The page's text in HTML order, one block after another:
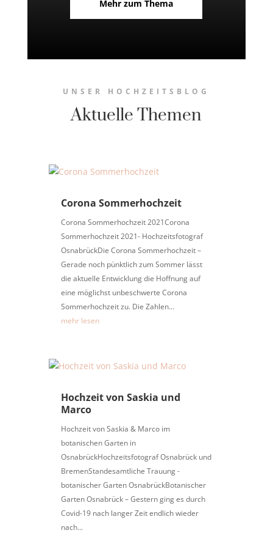
Mehr zum Thema
UNSER HOCHZEITSBLOG
Aktuelle Themen
Corona Sommerhochzeit
Corona Sommerhochzeit 2021Corona
Sommerhochzeit 2021- Hochzeitsfotograf
OsnabrückDie Corona Sommerhochzeit –
Gerade noch pünktlich zum Sommer lässt
die aktuelle Entwicklung die Hoffnung auf
eine möglichst unbeschwerte Corona
Sommerhochzeit zu. Die Zahlen...
mehr lesen
Hochzeit von Saskia und
Marco
Hochzeit von Saskia & Marco im
botanischen Garten in
OsnabrückHochzeitsfotograf Osnabrück und
BremenStandesamtliche Trauung -
botanischer Garten OsnabrückBotanischer
Garten Osnabrück – Gestern ging es durch
Covid-19 nach langer Zeit endlich wieder
nach...